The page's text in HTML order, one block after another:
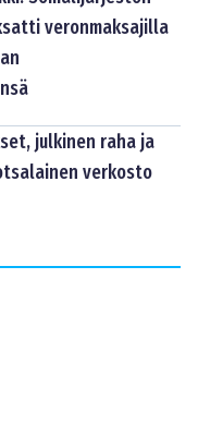
veronmaksajilla
julkinen raha ja
verkosto